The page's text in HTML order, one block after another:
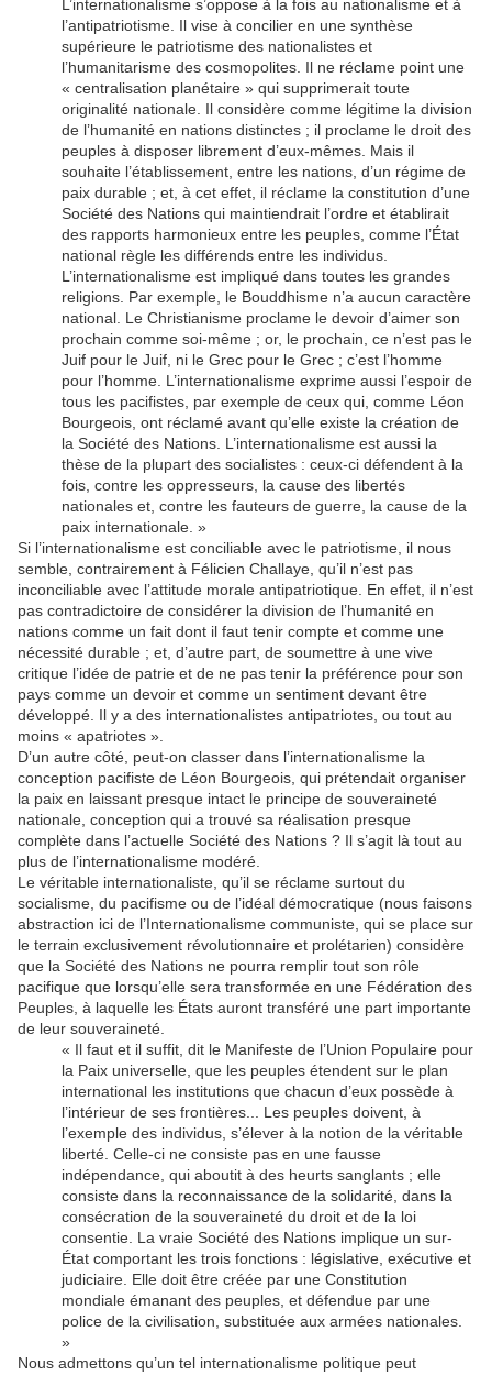
L’internationalisme s’oppose à la fois au nationalisme et à
l’antipatriotisme. Il vise à concilier en une synthèse
supérieure le patriotisme des nationalistes et
l’humanitarisme des cosmopolites. Il ne réclame point une
« centralisation planétaire » qui supprimerait toute
originalité nationale. Il considère comme légitime la division
de l’humanité en nations distinctes ; il proclame le droit des
peuples à disposer librement d’eux-mêmes. Mais il
souhaite l’établissement, entre les nations, d’un régime de
paix durable ; et, à cet effet, il réclame la constitution d’une
Société des Nations qui maintiendrait l’ordre et établirait
des rapports harmonieux entre les peuples, comme l’État
national règle les différends entre les individus.
L’internationalisme est impliqué dans toutes les grandes
religions. Par exemple, le Bouddhisme n’a aucun caractère
national. Le Christianisme proclame le devoir d’aimer son
prochain comme soi-même ; or, le prochain, ce n’est pas le
Juif pour le Juif, ni le Grec pour le Grec ; c’est l’homme
pour l’homme. L’internationalisme exprime aussi l’espoir de
tous les pacifistes, par exemple de ceux qui, comme Léon
Bourgeois, ont réclamé avant qu’elle existe la création de
la Société des Nations. L’internationalisme est aussi la
thèse de la plupart des socialistes : ceux-ci défendent à la
fois, contre les oppresseurs, la cause des libertés
nationales et, contre les fauteurs de guerre, la cause de la
paix internationale. »
Si l’internationalisme est conciliable avec le patriotisme, il nous
semble, contrairement à Félicien Challaye, qu’il n’est pas
inconciliable avec l’attitude morale antipatriotique. En effet, il n’est
pas contradictoire de considérer la division de l’humanité en
nations comme un fait dont il faut tenir compte et comme une
nécessité durable ; et, d’autre part, de soumettre à une vive
critique l’idée de patrie et de ne pas tenir la préférence pour son
pays comme un devoir et comme un sentiment devant être
développé. Il y a des internationalistes antipatriotes, ou tout au
moins « apatriotes ».
D’un autre côté, peut-on classer dans l’internationalisme la
conception pacifiste de Léon Bourgeois, qui prétendait organiser
la paix en laissant presque intact le principe de souveraineté
nationale, conception qui a trouvé sa réalisation presque
complète dans l’actuelle Société des Nations ? Il s’agit là tout au
plus de l’internationalisme modéré.
Le véritable internationaliste, qu’il se réclame surtout du
socialisme, du pacifisme ou de l’idéal démocratique (nous faisons
abstraction ici de l’Internationalisme communiste, qui se place sur
le terrain exclusivement révolutionnaire et prolétarien) considère
que la Société des Nations ne pourra remplir tout son rôle
pacifique que lorsqu’elle sera transformée en une Fédération des
Peuples, à laquelle les États auront transféré une part importante
de leur souveraineté.
« Il faut et il suffit, dit le Manifeste de l’Union Populaire pour
la Paix universelle, que les peuples étendent sur le plan
international les institutions que chacun d’eux possède à
l’intérieur de ses frontières... Les peuples doivent, à
l’exemple des individus, s’élever à la notion de la véritable
liberté. Celle-ci ne consiste pas en une fausse
indépendance, qui aboutit à des heurts sanglants ; elle
consiste dans la reconnaissance de la solidarité, dans la
consécration de la souveraineté du droit et de la loi
consentie. La vraie Société des Nations implique un sur-
État comportant les trois fonctions : législative, exécutive et
judiciaire. Elle doit être créée par une Constitution
mondiale émanant des peuples, et défendue par une
police de la civilisation, substituée aux armées nationales.
»
Nous admettons qu’un tel internationalisme politique peut